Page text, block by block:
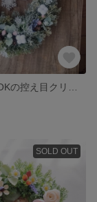
SOLD OUT